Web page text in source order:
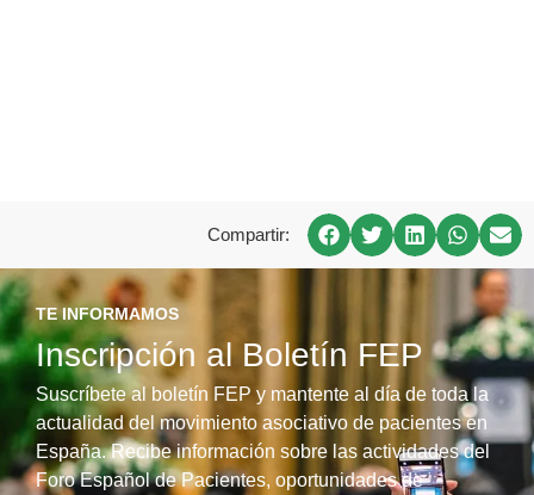
Compartir:
TE INFORMAMOS
Inscripción al Boletín FEP
Suscríbete al boletín FEP y mantente al día de toda la
actualidad del movimiento asociativo de pacientes en
España. Recibe información sobre las actividades del
Foro Español de Pacientes, oportunidades de